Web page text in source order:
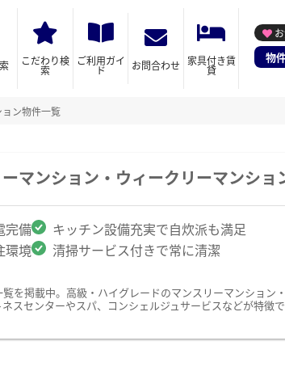
こだわり検
索
ご利用ガイ
ド お問合わせ 家具付き賃
貸
物
ン物件一覧
マンション・ウィークリーマンショ
完備
キッチン設備充実で自炊派も満足
環境 清掃サービス付きで常に清潔
を掲載中。高級・ハイグレードのマンスリーマンション
センターやスパ、コンシェルジュサービスなどが特徴